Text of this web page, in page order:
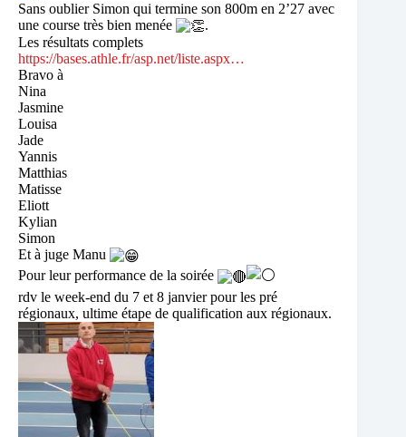
Sans oublier Simon qui termine son 800m en 2’27 avec
une course très bien menée
.
Les résultats complets
https://bases.athle.fr/asp.net/liste.aspx…
Bravo à
Nina
Jasmine
Louisa
Jade
Yannis
Matthias
Matisse
Eliott
Kylian
Simon
Et à juge Manu
Pour leur performance de la soirée
rdv le week-end du 7 et 8 janvier pour les pré
régionaux, ultime étape de qualification aux régionaux.